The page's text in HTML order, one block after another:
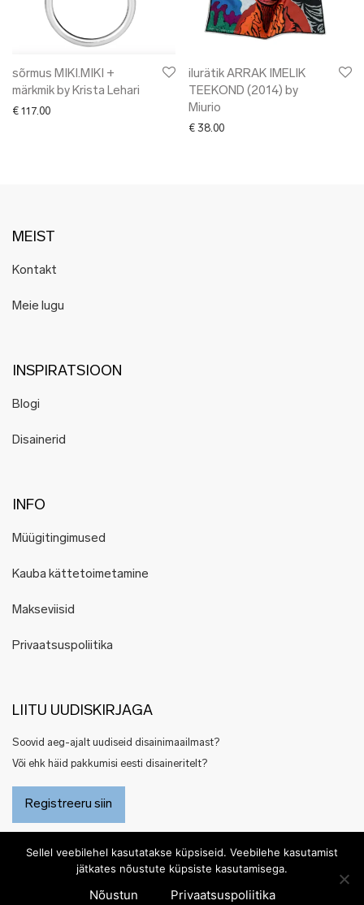
sõrmus MIKI.MIKI +
märkmik by Krista Lehari
€ 117.00
ilurätik ARRAK IMELIK
TEEKOND (2014) by
Miurio
€ 38.00
MEIST
Kontakt
Meie lugu
INSPIRATSIOON
Blogi
Disainerid
INFO
Müügitingimused
Kauba kättetoimetamine
Makseviisid
Privaatsuspoliitika
LIITU UUDISKIRJAGA
Soovid aeg-ajalt uudiseid disainimaailmast?
Või ehk häid pakkumisi eesti disaineritelt?
Registreeru siin
Sellel veebilehel kasutatakse küpsiseid. Veebilehe kasutamist
jätkates nõustute küpsiste kasutamisega.
Nõustun Privaatsuspoliitika